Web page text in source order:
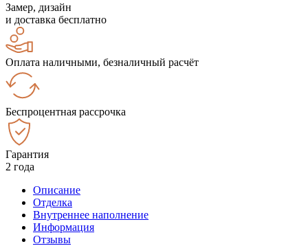
Замер, дизайн
и доставка бесплатно
Оплата наличными, безналичный расчёт
Беспроцентная рассрочка
Гарантия
2 года
Описание
Отделка
Внутреннее наполнение
Информация
Отзывы